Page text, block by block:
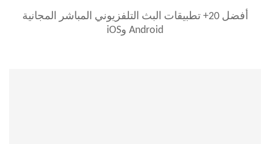
أفضل 20+ تطبيقات البث التلفزيوني المباشر المجانية
Android وiOS